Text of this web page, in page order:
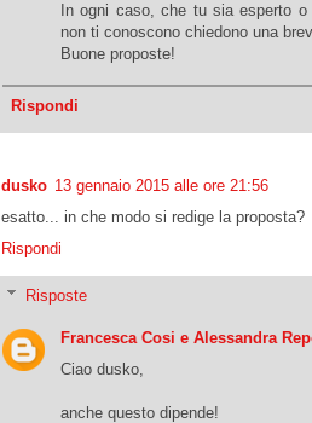
In ogni caso, che tu sia esperto
non ti conoscono chiedono una
Buone proposte!
Rispondi
dusko 13 gennaio 2015 alle ore 21:56
esatto... in che modo si redige la proposta?
Rispondi
Risposte
Francesca Cosi e Alessandra
Ciao dusko,
anche questo dipende!